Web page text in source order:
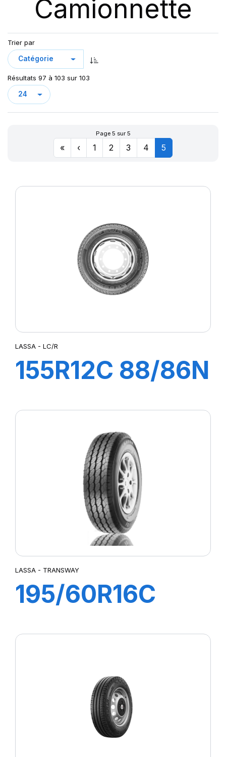
GREEN MAX VAN
LC/R
LLA08
LLR666
LMC4
LT/R
MAXMILER PRO
MAXMILLER-X
SUPER TRAVELLER 668
UTILITY 668
Camionnette
Trier par
Résultats 97 à 103 sur 103
Page 5 sur 5
« ‹ 1 2 3 4 5
LASSA - LC/R
155R12C 88/86N
LASSA - TRANSWAY
195/60R16C